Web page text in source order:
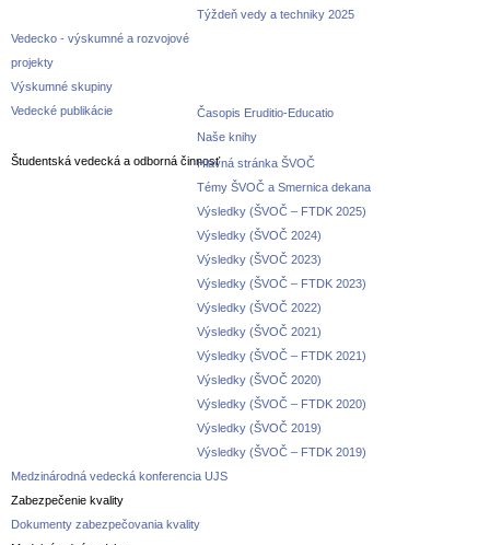
Týždeň vedy a techniky 2025
Vedecko - výskumné a rozvojové
projekty
Výskumné skupiny
Vedecké publikácie
Časopis Eruditio-Educatio
Naše knihy
Študentská vedecká a odborná činnosťHlavná stránka ŠVOČ
Témy ŠVOČ a Smernica dekana
Výsledky (ŠVOČ – FTDK 2025)
Výsledky (ŠVOČ 2024)
Výsledky (ŠVOČ 2023)
Výsledky (ŠVOČ – FTDK 2023)
Výsledky (ŠVOČ 2022)
Výsledky (ŠVOČ 2021)
Výsledky (ŠVOČ – FTDK 2021)
Výsledky (ŠVOČ 2020)
Výsledky (ŠVOČ – FTDK 2020)
Výsledky (ŠVOČ 2019)
Výsledky (ŠVOČ – FTDK 2019)
Medzinárodná vedecká konferencia UJS
Zabezpečenie kvality
Dokumenty zabezpečovania kvality